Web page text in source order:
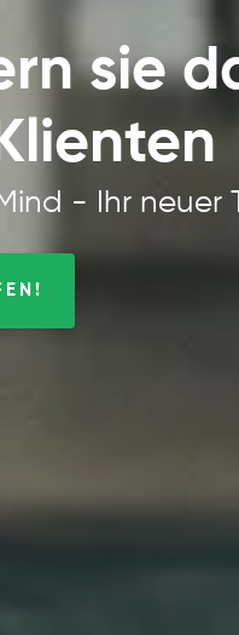
sie
- Ihr neuer